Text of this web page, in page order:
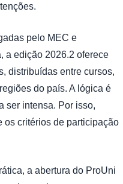
pelo MEC e
a edição 2026.2 oferece
distribuídas entre cursos,
do país. A lógica é
ser intensa. Por isso,
os critérios de participação
a abertura do ProUni